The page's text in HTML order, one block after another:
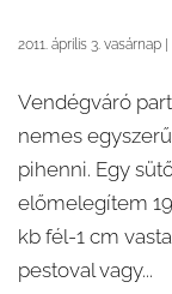
2011. április 3. vasárnap
Vendégváró
nemes
pihenni. Egy
előmelegítem
kb fél-1 cm
pestoval vagy...